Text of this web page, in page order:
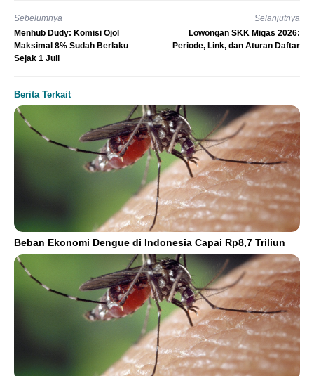
Sebelumnya
Menhub Dudy: Komisi Ojol
Maksimal 8% Sudah Berlaku
Sejak 1 Juli
Selanjutnya
Lowongan SKK Migas 2026:
Periode, Link, dan Aturan Daftar
Berita Terkait
Beban Ekonomi Dengue di Indonesia Capai Rp8,7 Triliun